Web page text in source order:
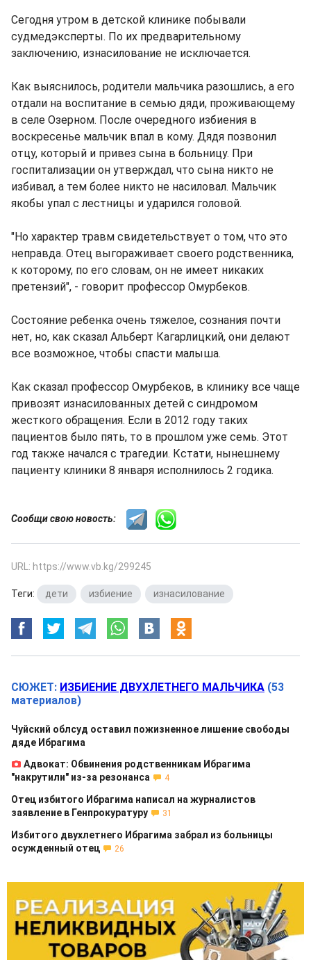
Сегодня утром в детской клинике побывали
судмедэксперты. По их предварительному
заключению, изнасилование не исключается.
Как выяснилось, родители мальчика разошлись, а его
отдали на воспитание в семью дяди, проживающему
в селе Озерном. После очередного избиения в
воскресенье мальчик впал в кому. Дядя позвонил
отцу, который и привез сына в больницу. При
госпитализации он утверждал, что сына никто не
избивал, а тем более никто не насиловал. Мальчик
якобы упал с лестницы и ударился головой.
"Но характер травм свидетельствует о том, что это
неправда. Отец выгораживает своего родственника,
к которому, по его словам, он не имеет никаких
претензий", - говорит профессор Омурбеков.
Состояние ребенка очень тяжелое, сознания почти
нет, но, как сказал Альберт Кагарлицкий, они делают
все возможное, чтобы спасти малыша.
Как сказал профессор Омурбеков, в клинику все чаще
привозят изнасилованных детей с синдромом
жесткого обращения. Если в 2012 году таких
пациентов было пять, то в прошлом уже семь. Этот
год также начался с трагедии. Кстати, нынешнему
пациенту клиники 8 января исполнилось 2 годика.
Сообщи свою новость:
URL: https://www.vb.kg/299245
Теги: дети избиение изнасилование
СЮЖЕТ: ИЗБИЕНИЕ ДВУХЛЕТНЕГО МАЛЬЧИКА (53
материалов)
Чуйский облсуд оставил пожизненное лишение свободы
дяде Ибрагима
Адвокат: Обвинения родственникам Ибрагима
"накрутили" из-за резонанса
4
Отец избитого Ибрагима написал на журналистов
заявление в Генпрокуратуру
31
Избитого двухлетнего Ибрагима забрал из больницы
осужденный отец
26